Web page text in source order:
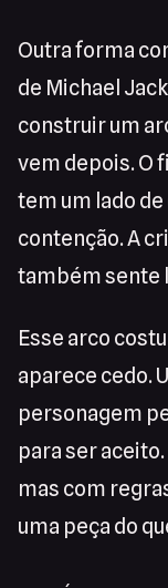
Outra forma
de Michael
construir um
vem depois. O
tem um lado
contenção. A
também sente
Esse arco
aparece cedo.
personagem
para ser
mas com
uma peça do